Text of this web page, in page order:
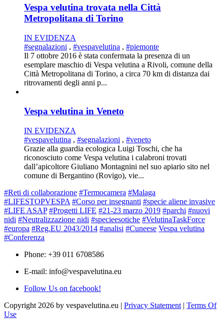
Vespa velutina trovata nella Città
Metropolitana di Torino
IN EVIDENZA
#segnalazioni , #vespavelutina , #piemonte
Il 7 ottobre 2016 è stata confermata la presenza di un
esemplare maschio di Vespa velutina a Rivoli, comune della
Città Metropolitana di Torino, a circa 70 km di distanza dai
ritrovamenti degli anni p...
Vespa velutina in Veneto
IN EVIDENZA
#vespavelutina , #segnalazioni , #veneto
Grazie alla guardia ecologica Luigi Toschi, che ha
riconosciuto come Vespa velutina i calabroni trovati
dall’apicoltore Giuliano Montagnini nel suo apiario sito nel
comune di Bergantino (Rovigo), vie...
#Reti di collaborazione #Termocamera #Malaga
#LIFESTOPVESPA #Corso per insegnanti #specie aliene invasive
#LIFE ASAP #Progetti LIFE #21-23 marzo 2019 #parchi #nuovi
nidi #Neutralizzazione nidi #specieesotiche #VelutinaTaskForce
#europa #Reg.EU 2043/2014 #analisi #Cuneese Vespa velutina
#Conferenza
Phone: +39 011 6708586
E-mail: info@vespavelutina.eu
Follow Us on facebook!
Copyright 2026 by vespavelutina.eu | Privacy Statement | Terms Of
Use